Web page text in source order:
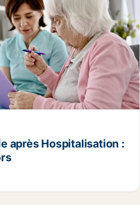
après Hospitalisation :